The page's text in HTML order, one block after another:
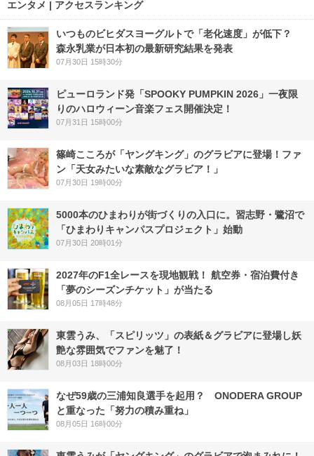
エンタメ | アクセスランキング
いつものビヒダスヨーグルトで「老化速度」が低下？
森永乳業が日本初の最新研究結果を発表
07月30日 15時30分
ピューロランド発「SPOOKY PUMPKIN 2026」一夜限
りのハロウィーン音楽フェス開催決定！
07月31日 15時00分
篠崎こころが「ヤングキング」のグラビアに登場！ファ
ン「天女みたいな素敵なグラビア！」
07月30日 19時00分
5000本のひまわりが街づくりの入口に。習志野・鷺沼で
「ひまわりキャンパスプロジェクト」始動
07月30日 20時01分
2027年のF1全レースを現地観戦！ 航空券・宿泊費付き
「夢のシーズンチケット」が当たる
08月05日 17時48分
東雲うみ、「スピリッツ」の表紙＆グラビアに登場し妖
艶な雰囲気でファンを魅了！
08月03日 18時00分
なぜ59歳の三浦知良選手を起用？ ONODERA GROUP
と重なった「努力の積み重ね」
08月05日 16時00分